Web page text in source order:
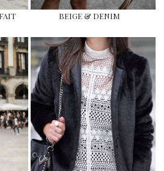
BEIGE & DENIM